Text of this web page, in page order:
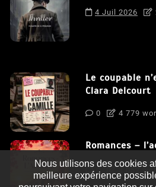
4 Juil 2026
Le coupable
Clara Delcourt
0 4 779
Romances –
0 3 052
Nous utilisons des cookies
meilleure expérience